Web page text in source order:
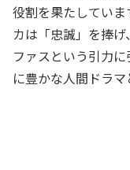
役割を果たしてい
カは「忠誠」を捧
ファスという引力
に豊かな人間ドラマ